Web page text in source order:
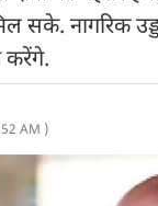
सके. नागरिक
करेंगे.
AM )